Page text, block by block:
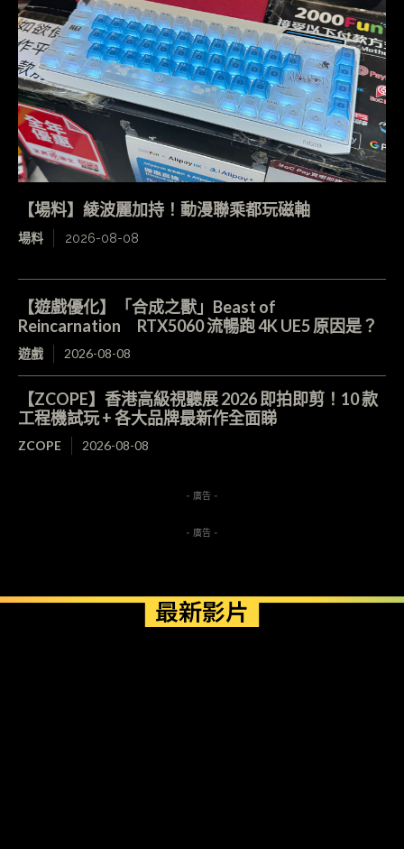
【場料】綾波麗加持！動漫聯乘都玩磁軸
場料 2026-08-08
【遊戲優化】「合成之獸」Beast of
Reincarnation RTX5060 流暢跑 4K UE5 原因是？
遊戲 2026-08-08
【ZCOPE】香港高級視聽展 2026 即拍即剪！10 款
工程機試玩 + 各大品牌最新作全面睇
ZCOPE 2026-08-08
- 廣告 -
- 廣告 -
最新影片